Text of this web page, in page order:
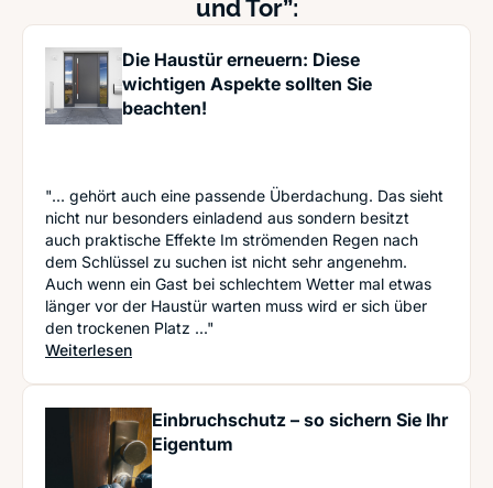
und Tor”:
Die Haustür erneuern: Diese
wichtigen Aspekte sollten Sie
beachten!
"... gehört auch eine passende Überdachung. Das sieht
nicht nur besonders einladend aus sondern besitzt
auch praktische Effekte Im strömenden Regen nach
dem Schlüssel zu suchen ist nicht sehr angenehm.
Auch wenn ein Gast bei schlechtem Wetter mal etwas
länger vor der Haustür warten muss wird er sich über
den trockenen Platz ..."
Weiterlesen: Die Haustür erneuern: Diese wichtigen
Einbruchschutz – so sichern Sie Ihr
Eigentum